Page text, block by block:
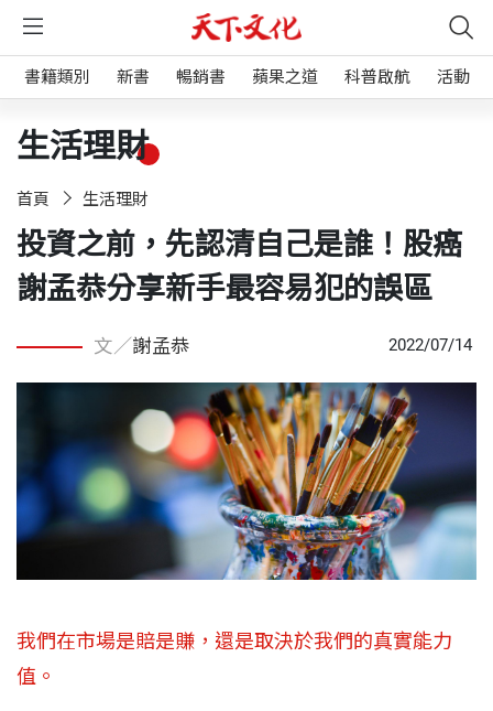
書籍類別 新書 暢銷書 蘋果之道 科普啟航 活動
生活理財
首頁 生活理財
投資之前，先認清自己是誰！股癌
謝孟恭分享新手最容易犯的誤區
文／謝孟恭 2022/07/14
我們在市場是賠是賺，還是取決於我們的真實能力
值。